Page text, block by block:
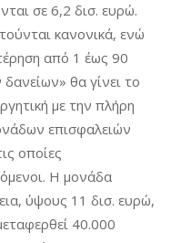
σε 6,2 δισ. ευρώ.
κανονικά, ενώ
από 1 έως 90
θα γίνει το
με την πλήρη
επισφαλειών
οποίες
Η μονάδα
ύψους 11 δισ. ευρώ,
40.000